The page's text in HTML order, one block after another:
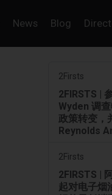
News Blog
2Firsts
2FIRSTS |
Wyden 调
政策转变，
Reynolds
2Firsts
2FIRSTS |
起对电子烟